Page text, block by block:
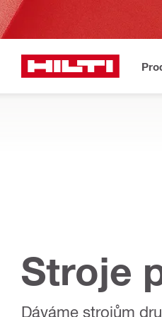
Stroje
Dáváme strojům